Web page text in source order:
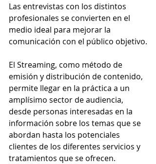
Las entrevistas con los distintos
profesionales se convierten en el
medio ideal para mejorar la
comunicación con el público objetivo.
El Streaming, como método de
emisión y distribución de contenido,
permite llegar en la práctica a un
amplísimo sector de audiencia,
desde personas interesadas en la
información sobre los temas que se
abordan hasta los potenciales
clientes de los diferentes servicios y
tratamientos que se ofrecen.